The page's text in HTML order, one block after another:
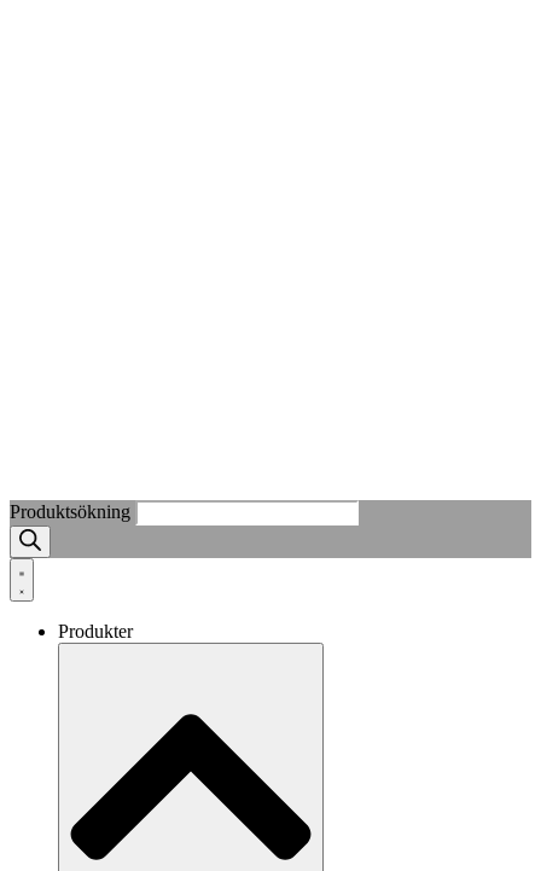
Produktsökning
Produkter